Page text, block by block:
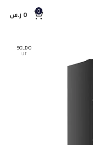
0
0 ر.س
SOLD O
UT